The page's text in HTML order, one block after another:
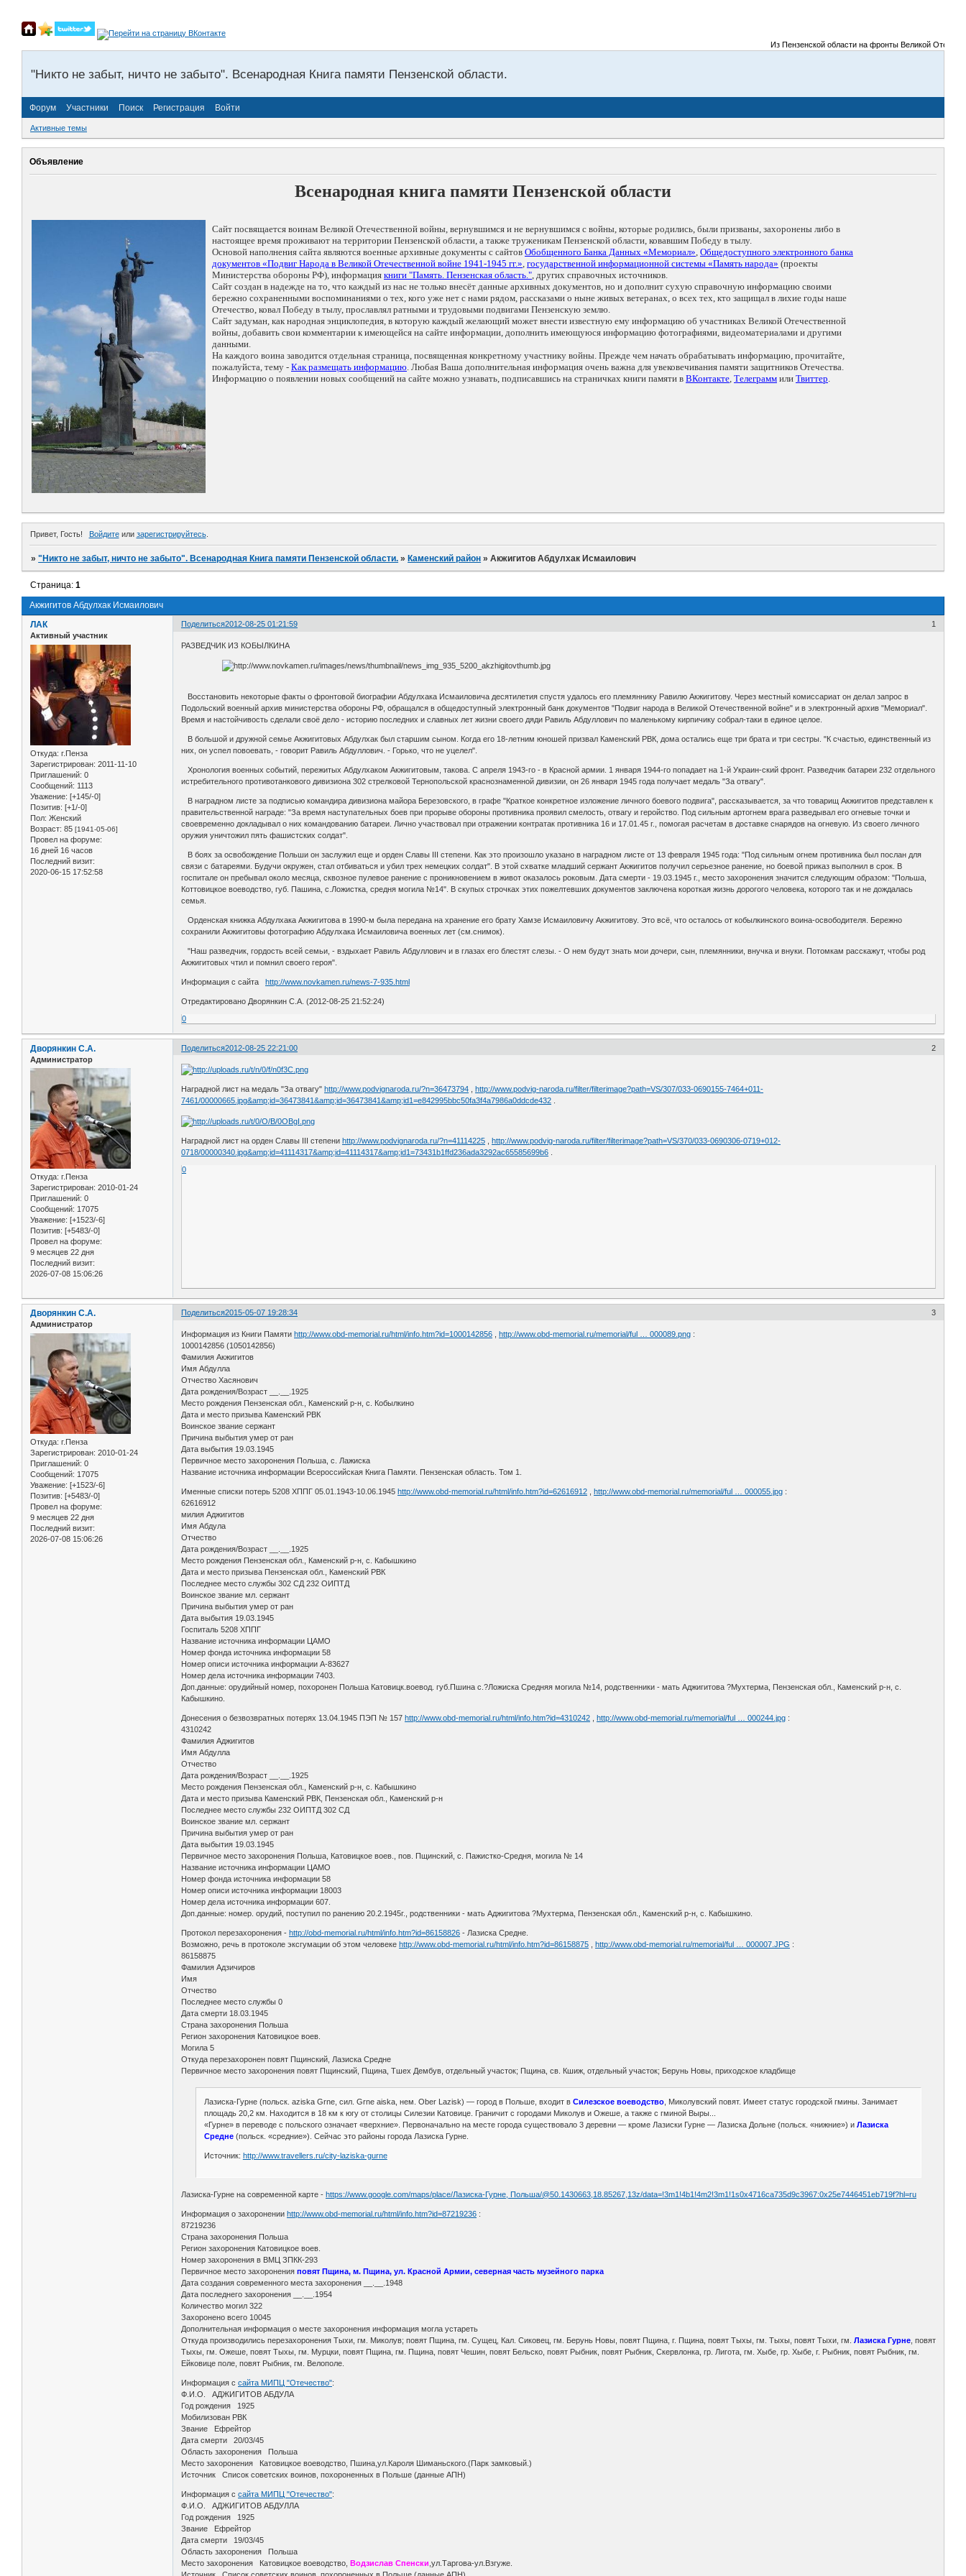
Из Пензенской области на фронты Великой
"Никто не забыт, ничто не забыто". Всенародная Книга памяти Пензенской области.
Форум Участники Поиск Регистрация Войти
Активные темы
Объявление
Всенародная книга памяти Пензенской области
Сайт посвящается воинам Великой Отечественной войны, вернувшимся и не вернувшимся с войны, которые родились, были призваны, захоронены либо в
настоящее время проживают на территории Пензенской области, а также труженикам Пензенской области, ковавшим Победу в тылу.
Основой наполнения сайта являются военные архивные документы с сайтов Обобщенного Банка Данных «Мемориал», Общедоступного электронного банка
документов «Подвиг Народа в Великой Отечественной войне 1941-1945 гг.», государственной информационной системы «Память народа» (проекты
Министерства обороны РФ), информация книги "Память. Пензенская область.", других справочных источников.
Сайт создан в надежде на то, что каждый из нас не только внесёт данные архивных документов, но и дополнит сухую справочную информацию своими
бережно сохраненными воспоминаниями о тех, кого уже нет с нами рядом, рассказами о ныне живых ветеранах, о всех тех, кто защищал в лихие годы наше
Отечество, ковал Победу в тылу, прославлял ратными и трудовыми подвигами Пензенскую землю.
Сайт задуман, как народная энциклопедия, в которую каждый желающий может внести известную ему информацию об участниках Великой Отечественной
войны, добавить свои комментарии к имеющейся на сайте информации, дополнить имеющуюся информацию фотографиями, видеоматериалами и другими
данными.
На каждого воина заводится отдельная страница, посвященная конкретному участнику войны. Прежде чем начать обрабатывать информацию, прочитайте,
пожалуйста, тему - Как размещать информацию. Любая Ваша дополнительная информация очень важна для увековечивания памяти защитников Отечества.
Информацию о появлении новых сообщений на сайте можно узнавать, подписавшись на страничках книги памяти в ВКонтакте, Телеграмм или Твиттер.
Привет, Гость! Войдитеили зарегистрируйтесь.
»"Никто не забыт, ничто не забыто". Всенародная Книга памяти Пензенской области. » Каменский район »Акжигитов Абдулхак Исмаилович
Акжигитов Абдулхак Исмаилович
Страница:1
Поделиться 1
2012-08-25 01:21:59
ЛАК
Активный участник
Откуда: г.Пенза
Зарегистрирован: 2011-11-10
Приглашений: 0
Сообщений: 1113
Уважение: [+145/-0]
Позитив: [+1/-0]
Пол: Женский
Возраст: 85 [1941-05-06]
Провел на форуме:
16 дней 16 часов
Последний визит:
2020-06-15 17:52:58
РАЗВЕДЧИК ИЗ КОБЫЛКИНА
Восстановить некоторые факты о фронтовой биографии Абдулхака Исмаиловича десятилетия спустя удалось его племяннику Равилю Акжигитову. Через местный комиссариат он делал запрос в
Подольский военный архив министерства обороны РФ, обращался в общедоступный электронный банк документов "Подвиг народа в Великой Отечественной войне" и в электронный архив "Мемориал".
Время и настойчивость сделали своё дело - историю последних и славных лет жизни своего дяди Равиль Абдуллович по маленькому кирпичику собрал-таки в единое целое.
В большой и дружной семье Акжигитовых Абдулхак был старшим сыном. Когда его 18-летним юношей призвал Каменский РВК, дома остались еще три брата и три сестры. "К счастью, единственный из
них, он успел повоевать, - говорит Равиль Абдуллович. - Горько, что не уцелел".
Хронология военных событий, пережитых Абдулхаком Акжигитовым, такова. С апреля 1943-го - в Красной армии. 1 января 1944-го попадает на 1-й Украин-ский фронт. Разведчик батареи 232 отдельного
истребительного противотанкового дивизиона 302 стрелковой Тернопольской краснознаменной дивизии, он 26 января 1945 года получает медаль "За отвагу".
В наградном листе за подписью командира дивизиона майора Березовского, в графе "Краткое конкретное изложение личного боевого подвига", рассказывается, за что товарищ Акжигитов представлен к
правительственной награде: "За время наступательных боев при прорыве обороны противника проявил смелость, отвагу и геройство. Под сильным артогнем врага разведывал его огневые точки и
своевременно докладывал о них командованию батареи. Лично участвовал при отражении контратак противника 16 и 17.01.45 г., помогая расчетам в доставке снарядов на огневую. Из своего личного
оружия уничтожил пять фашистских солдат".
В боях за освобождение Польши он заслужил еще и орден Славы III степени. Как это произошло указано в наградном листе от 13 февраля 1945 года: "Под сильным огнем противника был послан для
связи с батареями. Будучи окружен, стал отбиваться и убил трех немецких солдат". В этой схватке младший сержант Акжигитов получил серьезное ранение, но боевой приказ выполнил в срок. В
госпитале он пребывал около месяца, сквозное пулевое ранение с проникновением в живот оказалось роковым. Дата смерти - 19.03.1945 г., место захоронения значится следующим образом: "Польша,
Коттовицкое воеводство, губ. Пашина, с.Ложистка, средня могила №14". В скупых строчках этих пожелтевших документов заключена короткая жизнь дорогого человека, которого так и не дождалась
семья.
Орденская книжка Абдулхака Акжигитова в 1990-м была передана на хранение его брату Хамзе Исмаиловичу Акжигитову. Это всё, что осталось от кобылкинского воина-освободителя. Бережно
сохранили Акжигитовы фотографию Абдулхака Исмаиловича военных лет (см.снимок).
"Наш разведчик, гордость всей семьи, - вздыхает Равиль Абдуллович и в глазах его блестят слезы. - О нем будут знать мои дочери, сын, племянники, внучка и внуки. Потомкам расскажут, чтобы род
Акжигитовых чтил и помнил своего героя".
Информация с сайтаhttp://www.novkamen.ru/news-7-935.html
Отредактировано Дворянкин С.А. (2012-08-25 21:52:24)
0
Поделиться 2
2012-08-25 22:21:00
Дворянкин С.А.
Администратор
Откуда: г.Пенза
Зарегистрирован: 2010-01-24
Приглашений: 0
Сообщений: 17075
Уважение: [+1523/-6]
Позитив: [+5483/-0]
Провел на форуме:
9 месяцев 22 дня
Последний визит:
2026-07-08 15:06:26
Наградной лист на медаль "За отвагу" http://www.podvignaroda.ru/?n=36473794 , http://www.podvig-naroda.ru/filter/filterimage?path=VS/307/033-0690155-7464+011-
7461/00000665.jpg&amp;id=36473841&amp;id=36473841&amp;id1=e842995bbc50fa3f4a7986a0ddcde432 .
Наградной лист на орден Славы III степениhttp://www.podvignaroda.ru/?n=41114225 ,http://www.podvig-naroda.ru/filter/filterimage?path=VS/370/033-0690306-0719+012-
0718/00000340.jpg&amp;id=41114317&amp;id=41114317&amp;id1=73431b1ffd236ada3292ac65585699b6
0
Поделиться 3
2015-05-07 19:28:34
Дворянкин С.А.
Администратор
Откуда: г.Пенза
Зарегистрирован: 2010-01-24
Приглашений: 0
Сообщений: 17075
Уважение: [+1523/-6]
Позитив: [+5483/-0]
Провел на форуме:
9 месяцев 22 дня
Последний визит:
2026-07-08 15:06:26
Информация из Книги Памятиhttp://www.obd-memorial.ru/html/info.htm?id=1000142856 ,http://www.obd-memorial.ru/memorial/ful … 000089.png :
1000142856 (1050142856)
Фамилия Акжигитов
Имя Абдулла
Отчество Хасянович
Дата рождения/Возраст __.__.1925
Место рождения Пензенская обл., Каменский р-н, с. Кобылкино
Дата и место призыва Каменский РВК
Воинское звание сержант
Причина выбытия умер от ран
Дата выбытия 19.03.1945
Первичное место захоронения Польша, с. Лажиска
Название источника информации Всероссийская Книга Памяти. Пензенская область. Том 1.
Именные списки потерь 5208 ХППГ 05.01.1943-10.06.1945http://www.obd-memorial.ru/html/info.htm?id=62616912 ,http://www.obd-memorial.ru/memorial/ful … 000055.jpg :
62616912
милия Аджигитов
Имя Абдула
Отчество
Дата рождения/Возраст __.__.1925
Место рождения Пензенская обл., Каменский р-н, с. Кабышкино
Дата и место призыва Пензенская обл., Каменский РВК
Последнее место службы 302 СД 232 ОИПТД
Воинское звание мл. сержант
Причина выбытия умер от ран
Дата выбытия 19.03.1945
Госпиталь 5208 ХППГ
Название источника информации ЦАМО
Номер фонда источника информации 58
Номер описи источника информации А-83627
Номер дела источника информации 7403.
Доп.данные: орудийный номер, похоронен Польша Катовицк.воевод. губ.Пшина с.?Ложиска Средняя могила №14, родственники - мать Аджигитова ?Мухтерма, Пензенская обл., Каменский р-н, с.
Кабышкино.
Донесения о безвозвратных потерях 13.04.1945 ПЭП № 157http://www.obd-memorial.ru/html/info.htm?id=4310242 ,http://www.obd-memorial.ru/memorial/ful … 000244.jpg :
4310242
Фамилия Аджигитов
Имя Абдулла
Отчество
Дата рождения/Возраст __.__.1925
Место рождения Пензенская обл., Каменский р-н, с. Кабышкино
Дата и место призыва Каменский РВК, Пензенская обл., Каменский р-н
Последнее место службы 232 ОИПТД 302 СД
Воинское звание мл. сержант
Причина выбытия умер от ран
Дата выбытия 19.03.1945
Первичное место захоронения Польша, Катовицкое воев., пов. Пщинский, с. Пажистко-Средня, могила № 14
Название источника информации ЦАМО
Номер фонда источника информации 58
Номер описи источника информации 18003
Номер дела источника информации 607.
Доп.данные: номер. орудий, поступил по ранению 20.2.1945г., родственники - мать Аджигитова ?Мухтерма, Пензенская обл., Каменский р-н, с. Кабышкино.
Протокол перезахоронения -http://obd-memorial.ru/html/info.htm?id=86158826 - Лазиска Средне.
Возможно, речь в протоколе эксгумации об этом человекеhttp://www.obd-memorial.ru/html/info.htm?id=86158875 ,http://www.obd-memorial.ru/memorial/ful … 000007.JPG :
86158875
Фамилия Адзичиров
Имя
Отчество
Последнее место службы 0
Дата смерти 18.03.1945
Страна захоронения Польша
Регион захоронения Катовицкое воев.
Могила 5
Откуда перезахоронен повят Пщинский, Лазиска Средне
Первичное место захоронения повят Пщинский, Пщина, Тшех Дембув, отдельный участок; Пщина, св. Кшиж, отдельный участок; Берунь Новы, приходское кладбище
Лазиска-Гурне (польск. aziska Grne, сил. Grne aiska, нем. Ober Lazisk) — город в Польше, входит в Силезское воеводство, Миколувский повят. Имеет статус городской гмины. Занимает
площадь 20,2 км. Находится в 18 км к югу от столицы Силезии Катовице. Граничит с городами Миколув и Ожеше, а также с гминой Выры...
«Гурне» в переводе с польского означает «верхние». Первоначально на месте города существовало 3 деревни — кроме Лазиски Гурне — Лазиска Дольне (польск. «нижние») и Лазиска
Средне(польск. «средние»). Сейчас это районы города Лазиска Гурне.
Источник: http://www.travellers.ru/city-laziska-gurne
Лазиска-Гурне на современной карте - https://www.google.com/maps/place/Лазиска-Гурне, Польша/@50.1430663,18.85267,13z/data=!3m1!4b1!4m2!3m1!1s0x4716ca735d9c3967:0x25e7446451eb719f?hl=ru
Информация о захоронении http://www.obd-memorial.ru/html/info.htm?id=87219236 :
87219236
Страна захоронения Польша
Регион захоронения Катовицкое воев.
Номер захоронения в ВМЦ ЗПКК-293
Первичное место захороненияповят Пщина, м. Пщина, ул. Красной Армии, северная часть музейного парка
Дата создания современного места захоронения __.__.1948
Дата последнего захоронения __.__.1954
Количество могил 322
Захоронено всего 10045
Дополнительная информация о месте захоронения информация могла устареть
Откуда производились перезахоронения Тыхи, гм. Миколув; повят Пщина, гм. Сущец, Кал. Сиковец, гм. Берунь Новы, повят Пщина, г. Пщина, повят Тыхы, гм. Тыхы, повят Тыхи, гм.Лазиска Гурне, повят
Тыхы, гм. Ожеше, повят Тыхы, гм. Мурцки, повят Пщина, гм. Пщина, повят Чешин, повят Бельско, повят Рыбник, повят Рыбник, Скервлонка, гр. Лигота, гм. Хыбе, гр. Хыбе, г. Рыбник, повят Рыбник, гм.
Ейковице поле, повят Рыбник, гм. Велополе.
Информация ссайта МИПЦ "Отечество":
Ф.И.О. АДЖИГИТОВ АБДУЛА
Год рождения 1925
Мобилизован РВК
Звание Ефрейтор
Дата смерти 20/03/45
Область захоронения Польша
Место захоронения Катовицкое воеводство, Пшина,ул.Кароля Шиманьского.(Парк замковый.)
Источник Список советских воинов, похороненных в Польше (данные АПН)
Информация ссайта МИПЦ "Отечество":
Ф.И.О. АДЖИГИТОВ АБДУЛЛА
Год рождения 1925
Звание Ефрейтор
Дата смерти 19/03/45
Область захоронения Польша
Место захоронения Катовицкое воеводство, Водзислав Спенски,ул.Таргова-ул.Взгуже.